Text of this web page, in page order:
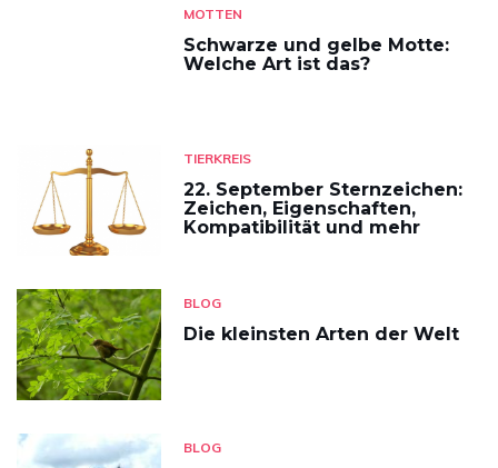
MOTTEN
Schwarze und gelbe Motte:
Welche Art ist das?
TIERKREIS
22. September Sternzeichen:
Zeichen, Eigenschaften,
Kompatibilität und mehr
BLOG
Die kleinsten Arten der Welt
BLOG